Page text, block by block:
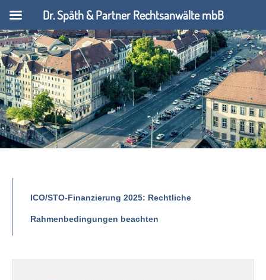
ICO/STO-Finanzierung 2025: Rechtliche
Rahmenbedingungen beachten
Dr. Späth & Partner Rechtsanwälte mbB